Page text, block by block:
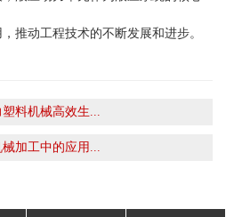
推动工程技术的不断发展和进步。
料机械高效生...
加工中的应用...